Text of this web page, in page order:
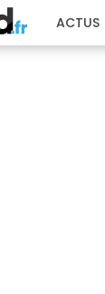
ACTUS